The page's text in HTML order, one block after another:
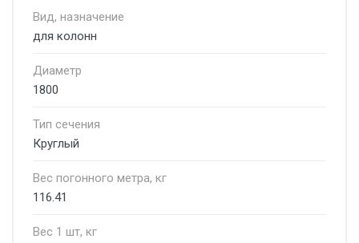
Вид, назначение
для колонн
Диаметр
1800
Тип сечения
Круглый
Вес погонного метра, кг
116.41
Вес 1 шт, кг